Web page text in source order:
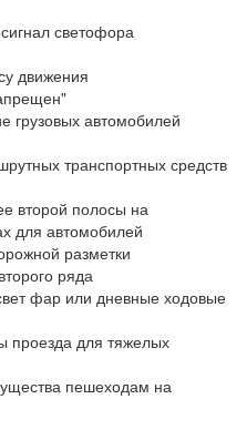
светофора
движения
грузовых автомобилей
транспортных средств
второй полосы на
для автомобилей
разметки
ряда
фар или дневные ходовые
проезда для тяжелых
пешеходам на